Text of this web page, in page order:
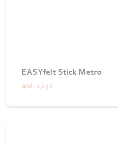
EASYfelt Stick Metro
àpd. 2,43 €